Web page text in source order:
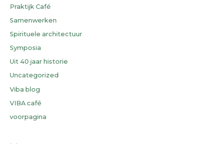
Praktijk Café
Samenwerken
Spirituele architectuur
Symposia
Uit 40 jaar historie
Uncategorized
Viba blog
VIBA café
voorpagina